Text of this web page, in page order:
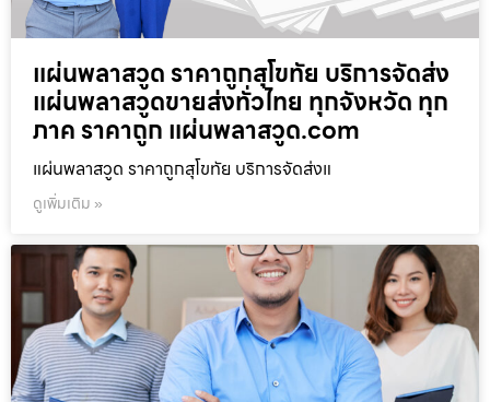
แผ่นพลาสวูด ราคาถูกสุโขทัย บริการจัดส่ง
แผ่นพลาสวูดขายส่งทั่วไทย ทุกจังหวัด ทุก
ภาค ราคาถูก แผ่นพลาสวูด.com
แผ่นพลาสวูด ราคาถูกสุโขทัย บริการจัดส่งแ
ดูเพิ่มเติม »